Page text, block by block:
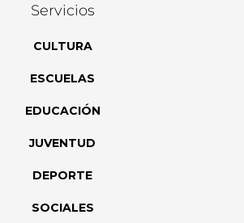
Servicios
CULTURA
ESCUELAS
EDUCACIÓN
JUVENTUD
DEPORTE
SOCIALES